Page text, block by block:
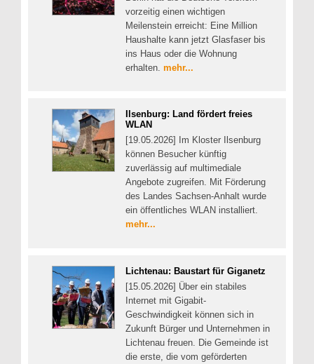
vorzeitig einen wichtigen
Meilenstein erreicht: Eine Million
Haushalte kann jetzt Glasfaser bis
ins Haus oder die Wohnung
erhalten. mehr...
Ilsenburg: Land fördert freies
WLAN
[19.05.2026] Im Kloster Ilsenburg
können Besucher künftig
zuverlässig auf multimediale
Angebote zugreifen. Mit Förderung
des Landes Sachsen-Anhalt wurde
ein öffentliches WLAN installiert.
mehr...
Lichtenau: Baustart für Giganetz
[15.05.2026] Über ein stabiles
Internet mit Gigabit-
Geschwindigkeit können sich in
Zukunft Bürger und Unternehmen in
Lichtenau freuen. Die Gemeinde ist
die erste, die vom geförderten